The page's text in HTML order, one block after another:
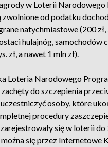
w Loterii Narodowego
zwolnione od podatku
natychmiastowe (200 zł,
hulajnóg, samochodów
zł, a nawet 1 mln zł).
Loteria Narodowego
do szczepienia
osoby, które
procedury
się w loterii do
się przez Internetowe